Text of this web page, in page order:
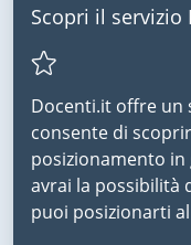
Scopri il servizio
Docenti.it offre un
consente di
posizionamento
avrai la possibilità
puoi posizionarti